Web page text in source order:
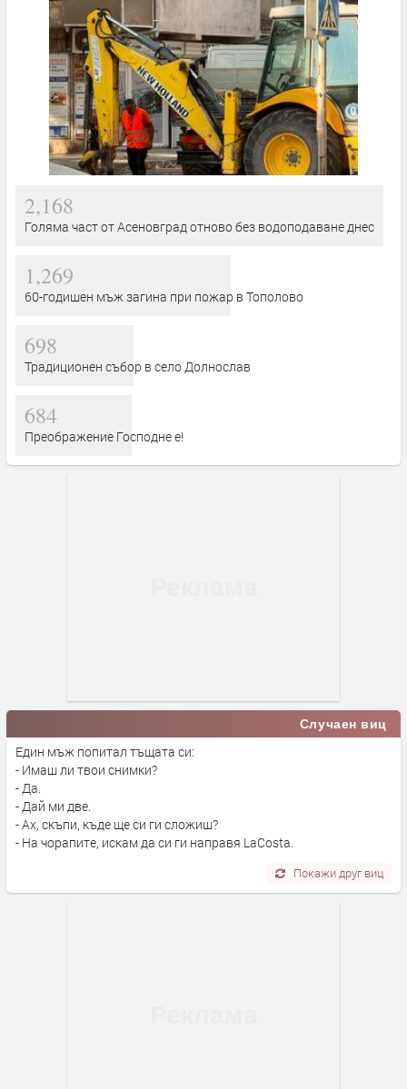
2,168
Голяма част от Асеновград отново без водоподаване днес
1,269
60-годишен мъж загина при пожар в Тополово
698
Традиционен събор в село Долнослав
684
Преображение Господне е!
Случаен виц
Един мъж попитал тъщата си:
- Имаш ли твои снимки?
- Да.
- Дай ми две.
- Ах, скъпи, къде ще си ги сложиш?
- На чорапите, искам да си ги направя LaCosta.
Покажи друг виц